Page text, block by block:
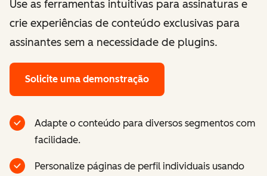
Use as ferramentas intuitivas para assinaturas e
crie experiências de conteúdo exclusivas para
assinantes sem a necessidade de plugins.
Solicite uma demonstração
Adapte o conteúdo para diversos segmentos com
facilidade.
Personalize páginas de perfil individuais usando